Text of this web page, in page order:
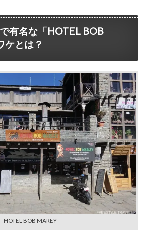
有名な「HOTEL BOB
ケとは？
HOTEL BOB MAREY